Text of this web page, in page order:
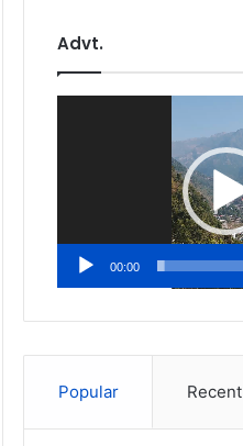
Advt.
00:00
Popular Recent